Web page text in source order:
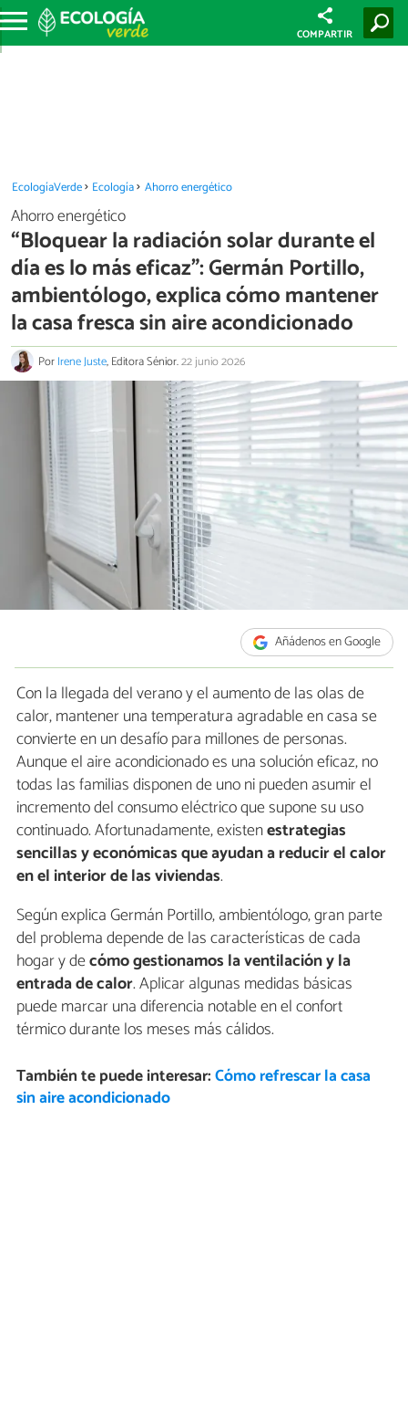
COMPARTIR
EcologíaVerde Ecología Ahorro energético
Ahorro energético
“Bloquear la radiación solar durante el
día es lo más eficaz”: Germán Portillo,
ambientólogo, explica cómo mantener
la casa fresca sin aire acondicionado
PorIrene Juste, Editora Sénior.22 junio 2026
Añádenos en Google
Con la llegada del verano y el aumento de las olas de
calor, mantener una temperatura agradable en casa se
convierte en un desafío para millones de personas.
Aunque el aire acondicionado es una solución eficaz, no
todas las familias disponen de uno ni pueden asumir el
incremento del consumo eléctrico que supone su uso
continuado. Afortunadamente, existenestrategias
sencillas y económicas que ayudan a reducir el calor
en el interior de las viviendas.
Según explica Germán Portillo, ambientólogo, gran parte
del problema depende de las características de cada
hogar y decómo gestionamos la ventilación y la
entrada de calor. Aplicar algunas medidas básicas
puede marcar una diferencia notable en el confort
térmico durante los meses más cálidos.
También te puede interesar:Cómo refrescar la casa
sin aire acondicionado